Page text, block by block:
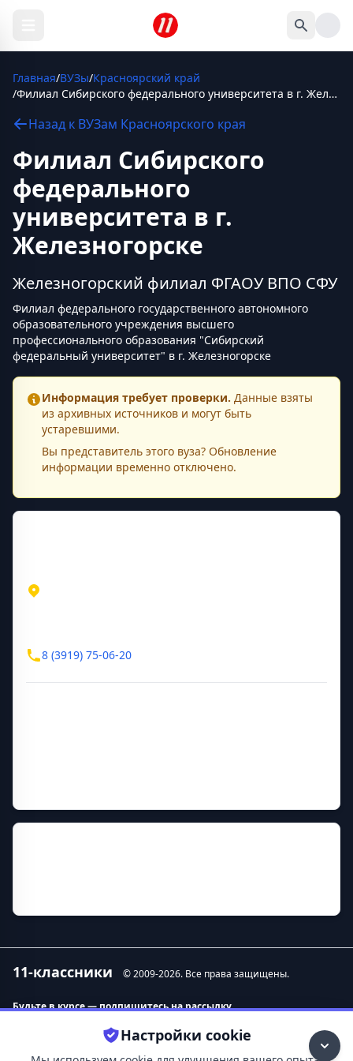
Главная/ВУЗы/Красноярский край
/
Филиал Сибирского федерального университета в г. Железногорске
Назад к ВУЗам Красноярского края
Филиал Сибирского
федерального
университета в г.
Железногорске
Железногорский филиал ФГАОУ ВПО СФУ
Филиал федерального государственного автономного
образовательного учреждения высшего
профессионального образования "Сибирский
федеральный университет" в г. Железногорске
Информация требует проверки. Данные взяты
из архивных источников и могут быть
устаревшими.
Вы представитель этого вуза? Обновление
информации временно отключено.
8 (3919) 75-06-20
11-классники © 2009-2026. Все права защищены.
Будьте в курсе — подпишитесь на рассылку.
О нас
Настройки cookie